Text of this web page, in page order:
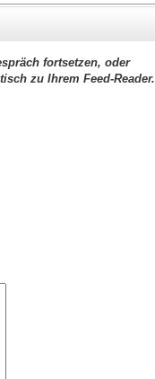
fortsetzen, oder
zu Ihrem Feed-Reader.